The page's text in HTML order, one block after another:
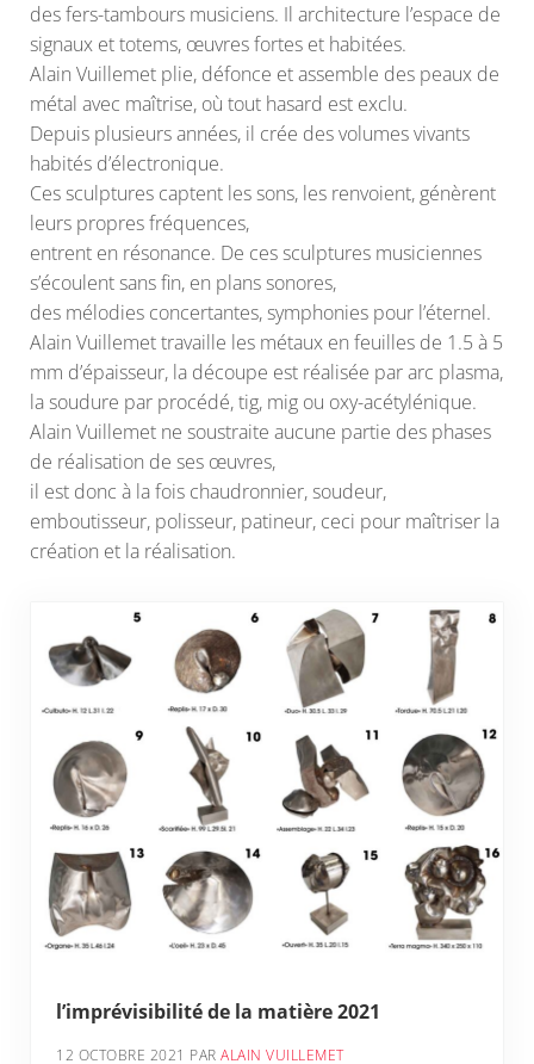
des fers-tambours musiciens. Il architecture l’espace de
signaux et totems, œuvres fortes et habitées.
Alain Vuillemet plie, défonce et assemble des peaux de
métal avec maîtrise, où tout hasard est exclu.
Depuis plusieurs années, il crée des volumes vivants
habités d’électronique.
Ces sculptures captent les sons, les renvoient, génèrent
leurs propres fréquences,
entrent en résonance. De ces sculptures musiciennes
s’écoulent sans fin, en plans sonores,
des mélodies concertantes, symphonies pour l’éternel.
Alain Vuillemet travaille les métaux en feuilles de 1.5 à 5
mm d’épaisseur, la découpe est réalisée par arc plasma,
la soudure par procédé, tig, mig ou oxy-acétylénique.
Alain Vuillemet ne soustraite aucune partie des phases
de réalisation de ses œuvres,
il est donc à la fois chaudronnier, soudeur,
emboutisseur, polisseur, patineur, ceci pour maîtriser la
création et la réalisation.
l’imprévisibilité de la matière 2021
12 OCTOBRE 2021 PARALAIN VUILLEMET